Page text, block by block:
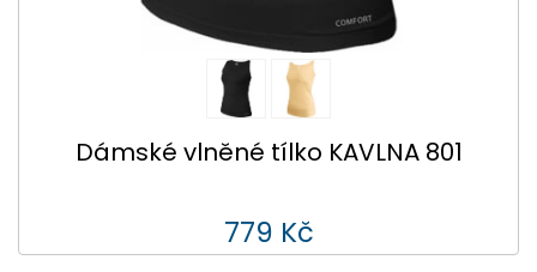
Dámské vlněné tílko KAVLNA 801
779 Kč